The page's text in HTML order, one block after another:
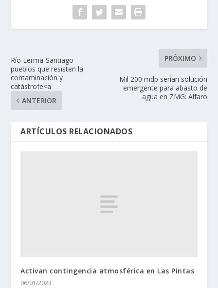
Río Lerma-Santiago
pueblos que resisten la
contaminación y
catástrofe<a
ANTERIOR
PRÓXIMO
Mil 200 mdp serían solución
emergente para abasto de
agua en ZMG: Alfaro
ARTÍCULOS RELACIONADOS
Activan contingencia atmosférica en Las Pintas
06/01/2023